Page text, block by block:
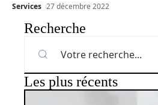
Services 27 décembre 2022
Recherche
Les plus récents